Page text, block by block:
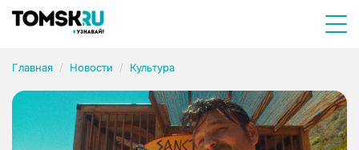
Главная Новости Культура